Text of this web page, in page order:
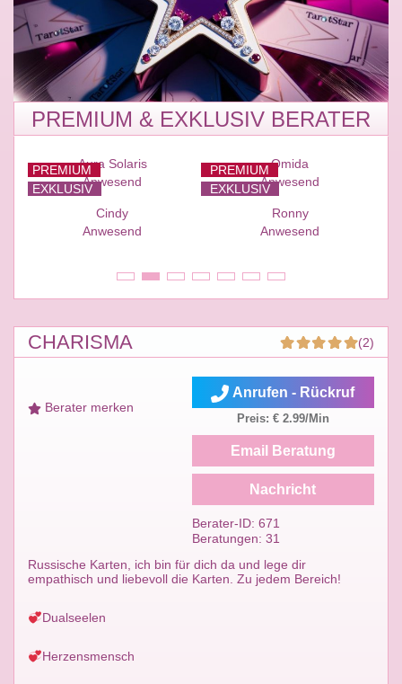
PREMIUM & EXKLUSIV BERATER
EXKLUSIV
PREMIUM
Aura Solaris
Anwesend
EXKLUSIV
PREMIUM
Omida
Anwesend
EXKLUSIV
PREMIUM
Cindy
Anwesend
EXKLUSIV
PREMIUM
Ronny
Anwesend
CHARISMA (2)
Berater merken
Russische Karten, ich bin für dich da und lege dir
empathisch und liebevoll die Karten. Zu jedem Bereich!
Dualseelen
Herzensmensch
Anrufen - Rückruf
Preis: € 2.99/Min
Email Beratung
Nachricht
Berater-ID: 671
Beratungen: 31